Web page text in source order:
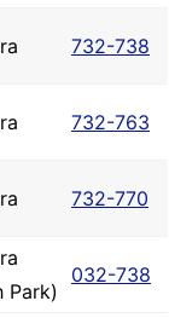
732-738
732-763
732-770
Park)
032-738